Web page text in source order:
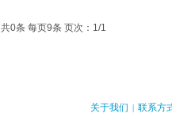
共0条 每页9条 页次：1/1
关于我们 | 联系方